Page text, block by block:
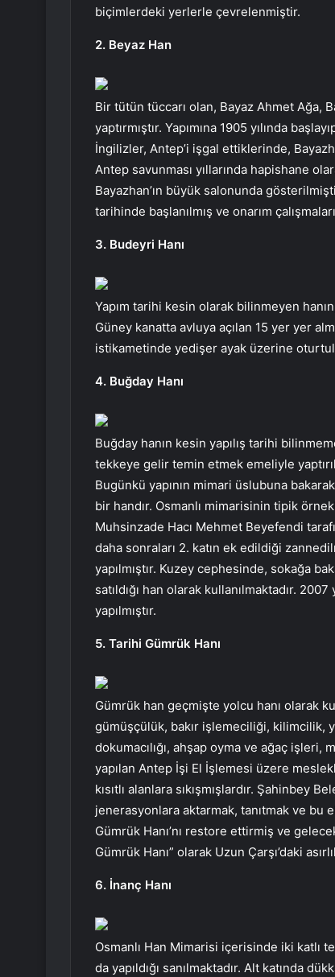
biçimlerdeki yerlerle çevrelenmiştir.
2. Beyaz Han
Bir tütün tüccarı olan, Bayaz Ahmet Ağa,
yaptırmıştır. Yapımına 1905 yılında
İngilizler, Antep’i işgal ettiklerinde,
Antep savunması yıllarında hapishane
Bayazhan’ın büyük salonunda
tarihinde başlanılmış ve onarım
3. Budeyri Hanı
Yapım tarihi kesin olarak bilinmeyen
Güney kanatta avluya açılan 15 yer yer
istikametinde yedişer ayak üzerine
4. Buğday Hanı
Buğday hanın kesin yapılış tarihi
tekkeye gelir temin etmek emeliyle
Bugünkü yapının mimari üslubuna
bir handır. Osmanlı mimarisinin tipik
Muhsinzade Hacı Mehmet Beyefendi
daha sonraları 2. katın ek edildiği
yapılmıştır. Kuzey cephesinde, sokağa
satıldığı han olarak kullanılmaktadır.
yapılmıştır.
5. Tarihi Gümrük Hanı
Gümrük han geçmişte yolcu hanı olarak
gümüşçülük, bakır işlemeciliği, kilimcilik,
dokumacılığı, ahşap oyma ve ağaç işleri,
yapılan Antep İşi El İşlemesi üzere
kısıtlı alanlara sıkışmışlardır. Şahinbey
jenerasyonlara aktarmak, tanıtmak ve bu
Gümrük Hanı’nı restore ettirmiş ve
Gümrük Hanı” olarak Uzun Çarşı’daki
6. İnanç Hanı
Osmanlı Han Mimarisi içerisinde iki katlı
da yapıldığı sanılmaktadır. Alt katında